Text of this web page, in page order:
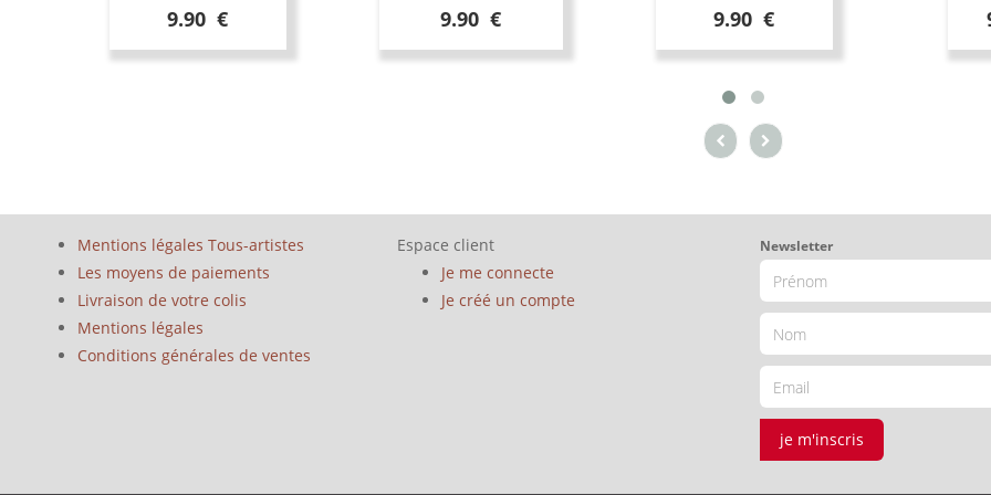
9.90 € 9.90 € 9.90 €
Mentions légales Tous-artistes
Les moyens de paiements
Livraison de votre colis
Mentions légales
Conditions générales de ventes
Espace client
Je me connecte
Je créé un compte
Newsletter
je m'inscris